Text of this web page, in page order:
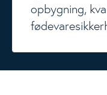
opbygning,